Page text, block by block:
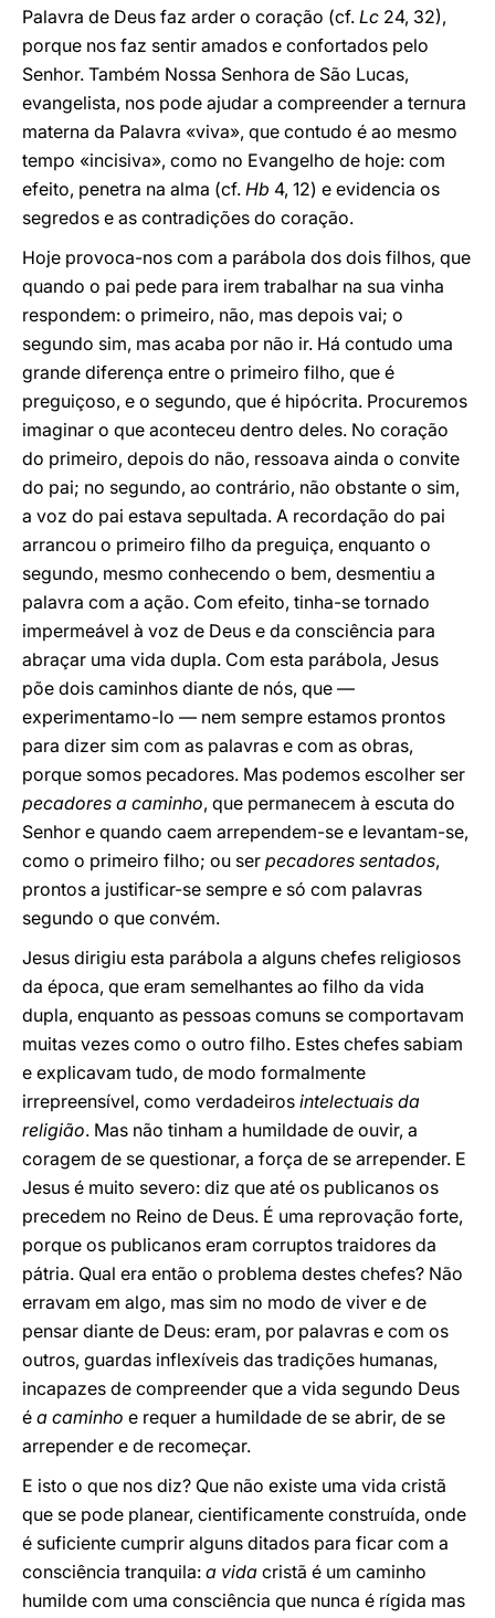
Palavra de Deus faz arder o coração (cf. Lc 24, 32),
porque nos faz sentir amados e confortados pelo
Senhor. Também Nossa Senhora de São Lucas,
evangelista, nos pode ajudar a compreender a ternura
materna da Palavra «viva», que contudo é ao mesmo
tempo «incisiva», como no Evangelho de hoje: com
efeito, penetra na alma (cf. Hb 4, 12) e evidencia os
segredos e as contradições do coração.
Hoje provoca-nos com a parábola dos dois filhos, que
quando o pai pede para irem trabalhar na sua vinha
respondem: o primeiro, não, mas depois vai; o
segundo sim, mas acaba por não ir. Há contudo uma
grande diferença entre o primeiro filho, que é
preguiçoso, e o segundo, que é hipócrita. Procuremos
imaginar o que aconteceu dentro deles. No coração
do primeiro, depois do não, ressoava ainda o convite
do pai; no segundo, ao contrário, não obstante o sim,
a voz do pai estava sepultada. A recordação do pai
arrancou o primeiro filho da preguiça, enquanto o
segundo, mesmo conhecendo o bem, desmentiu a
palavra com a ação. Com efeito, tinha-se tornado
impermeável à voz de Deus e da consciência para
abraçar uma vida dupla. Com esta parábola, Jesus
põe dois caminhos diante de nós, que —
experimentamo-lo — nem sempre estamos prontos
para dizer sim com as palavras e com as obras,
porque somos pecadores. Mas podemos escolher ser
pecadores a caminho, que permanecem à escuta do
Senhor e quando caem arrependem-se e levantam-se,
como o primeiro filho; ou ser pecadores sentados,
prontos a justificar-se sempre e só com palavras
segundo o que convém.
Jesus dirigiu esta parábola a alguns chefes religiosos
da época, que eram semelhantes ao filho da vida
dupla, enquanto as pessoas comuns se comportavam
muitas vezes como o outro filho. Estes chefes sabiam
e explicavam tudo, de modo formalmente
irrepreensível, como verdadeiros intelectuais da
religião. Mas não tinham a humildade de ouvir, a
coragem de se questionar, a força de se arrepender. E
Jesus é muito severo: diz que até os publicanos os
precedem no Reino de Deus. É uma reprovação forte,
porque os publicanos eram corruptos traidores da
pátria. Qual era então o problema destes chefes? Não
erravam em algo, mas sim no modo de viver e de
pensar diante de Deus: eram, por palavras e com os
outros, guardas inflexíveis das tradições humanas,
incapazes de compreender que a vida segundo Deus
é a caminho e requer a humildade de se abrir, de se
arrepender e de recomeçar.
E isto o que nos diz? Que não existe uma vida cristã
que se pode planear, cientificamente construída, onde
é suficiente cumprir alguns ditados para ficar com a
consciência tranquila: a vida cristã é um caminho
humilde com uma consciência que nunca é rígida mas